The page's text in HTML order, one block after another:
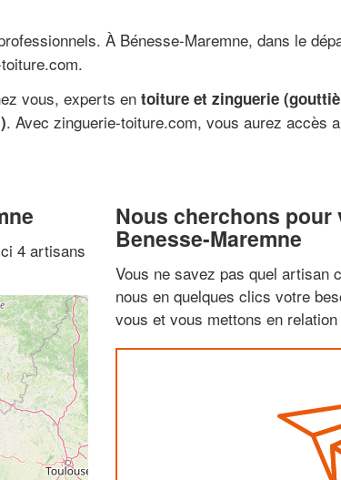
À Bénesse-Maremne, dans le
vous, experts en toiture et zinguerie
. Avec zinguerie-toiture.com, vous aurez accès
4 artisans
Nous cherchons pour
Benesse-Maremne
Vous ne savez pas quel artisan
nous en quelques clics votre
vous et vous mettons en